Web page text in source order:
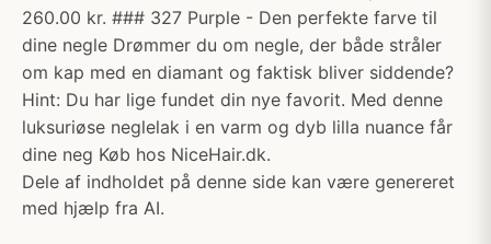
260.00 kr. ### 327 Purple - Den perfekte farve til
dine negle Drømmer du om negle, der både stråler
om kap med en diamant og faktisk bliver siddende?
Hint: Du har lige fundet din nye favorit. Med denne
luksuriøse neglelak i en varm og dyb lilla nuance får
dine neg Køb hos NiceHair.dk.
Dele af indholdet på denne side kan være genereret
med hjælp fra AI.